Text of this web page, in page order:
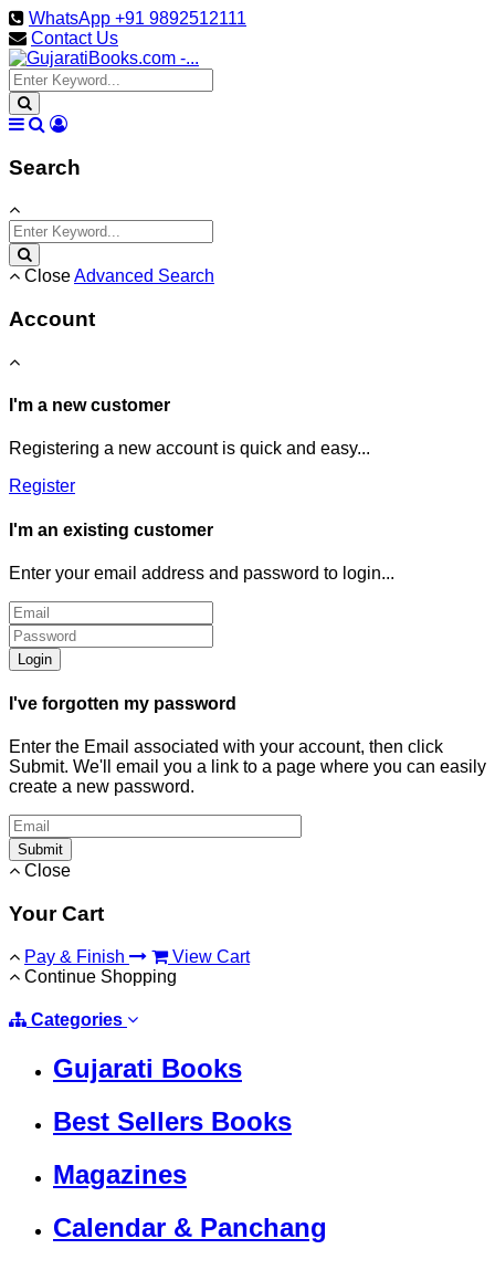
WhatsApp +91 9892512111
Contact Us
Search
CloseAdvanced Search
Account
I'm a new customer
Registering a new account is quick and easy...
Register
I'm an existing customer
Enter your email address and password to login...
Login
I've forgotten my password
Enter the Email associated with your account, then click
Submit. We'll email you a link to a page where you can easily
create a new password.
Submit
Close
Your Cart
Pay & Finish
View Cart
Continue Shopping
Categories
Gujarati Books
Best Sellers Books
Magazines
Calendar & Panchang